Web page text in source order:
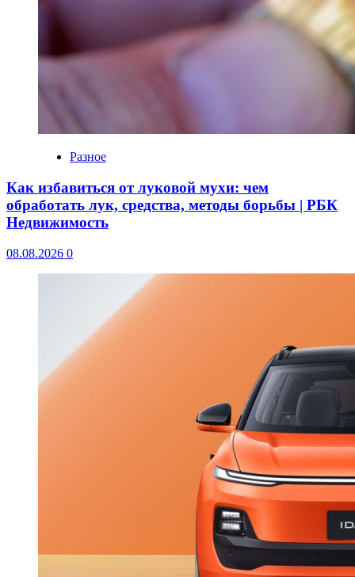
Разное
Как избавиться от луковой мухи: чем
обработать лук, средства, методы борьбы | РБК
Недвижимость
08.08.2026 0